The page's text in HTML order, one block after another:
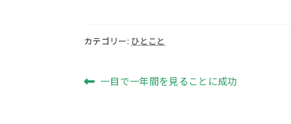
カテゴリー: ひとこと
投前
一目で一年間を見ることに成功